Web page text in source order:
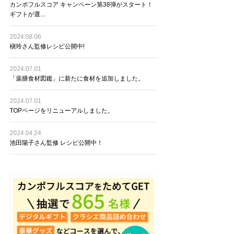
カンポフルスコア キャンペーン第38弾がスタート！
ギフトが選...
2024.08.06
槇玲さん監修レシピ公開中!
2024.07.01
「薬膳食材図鑑」に新たに食材を追加しました。
2024.07.01
TOPページをリニューアルしました。
2024.04.24
池田陽子さん監修 レシピ公開中！